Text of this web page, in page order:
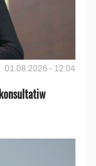
01.08.2026 - 12:04